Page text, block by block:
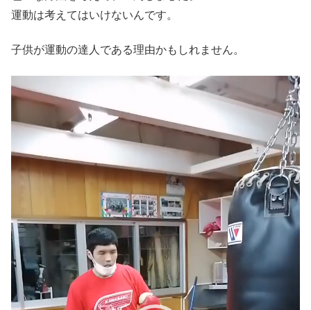
運動は考えてはいけないんです。
子供が運動の達人である理由かもしれません。
動
画
プ